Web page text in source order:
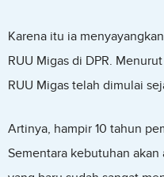
Karena itu ia
RUU Migas di DPR.
RUU Migas telah dimulai
Artinya, hampir 10 tahun
Sementara kebutuhan